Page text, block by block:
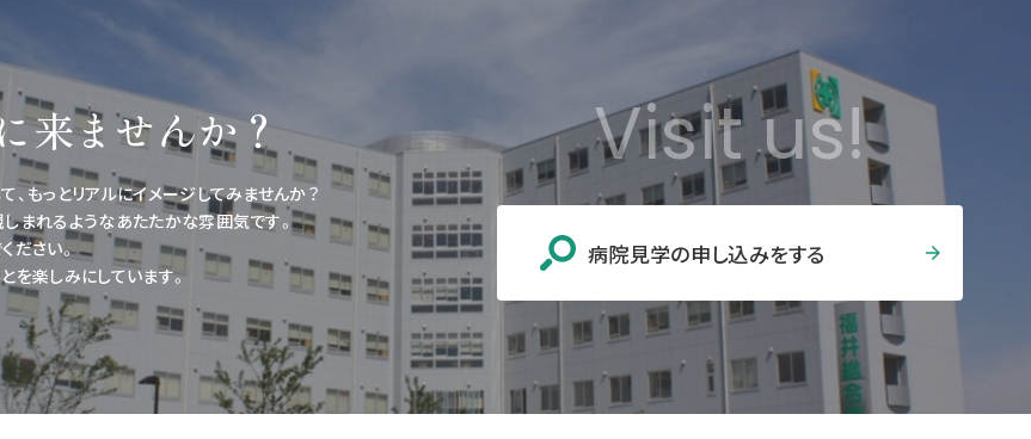
来ませんか？
、 もっとリアルにイメージしてみませんか？
まれるようなあたたかな雰囲気です。
ださい。
を楽しみにしています。
Visit us!
病院見学の申し込みをする